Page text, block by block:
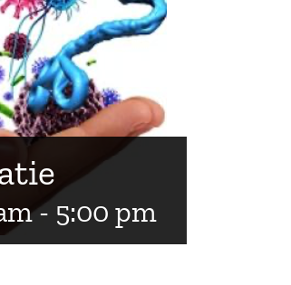
- 5:00 pm